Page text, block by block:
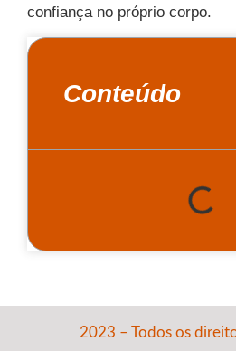
confiança no próprio corpo.
Conteúdo
2023 – Todos os